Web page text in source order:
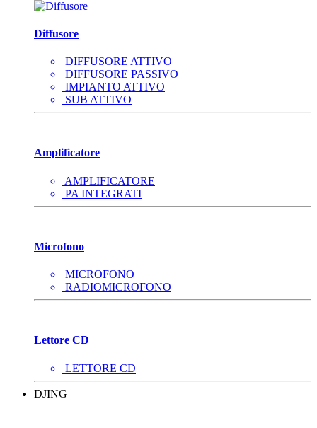
Diffusore
DIFFUSORE ATTIVO
DIFFUSORE PASSIVO
IMPIANTO ATTIVO
SUB ATTIVO
Amplificatore
AMPLIFICATORE
PA INTEGRATI
Microfono
MICROFONO
RADIOMICROFONO
Lettore CD
LETTORE CD
DJING